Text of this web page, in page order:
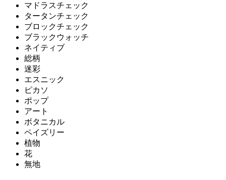
マドラスチェック
タータンチェック
ブロックチェック
ブラックウォッチ
ネイティブ
総柄
迷彩
エスニック
ピカソ
ポップ
アート
ボタニカル
ペイズリー
植物
花
無地